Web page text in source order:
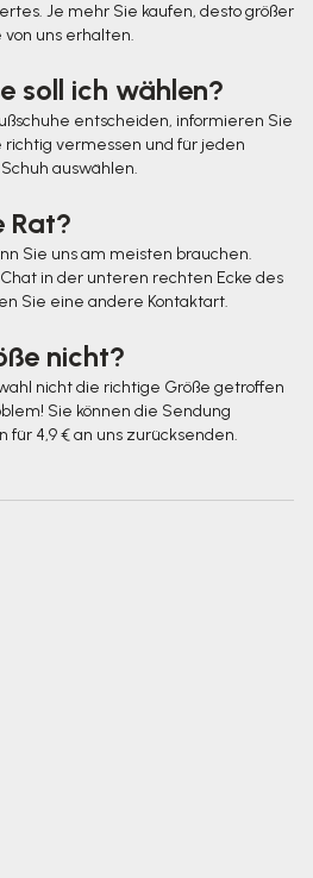
Je mehr Sie kaufen, desto größer
von uns erhalten.
soll ich wählen?
entscheiden, informieren Sie
richtig vermessen und für jeden
auswählen.
Rat?
Sie uns am meisten brauchen.
in der unteren rechten Ecke des
Sie eine andere Kontaktart.
nicht?
nicht die richtige Größe getroffen
Sie können die Sendung
für 4,9 € an uns zurücksenden.